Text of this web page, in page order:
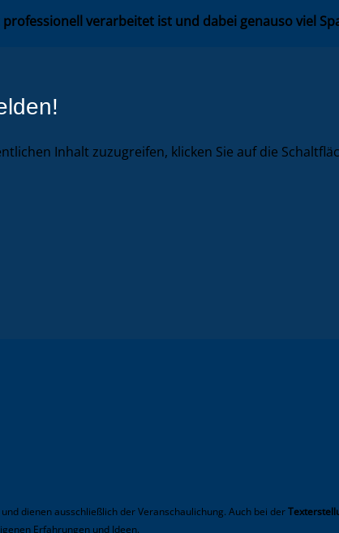
verarbeitet ist und dabei genauso viel
Inhalt zuzugreifen, klicken Sie auf die
dienen ausschließlich der Veranschaulichung. Auch bei der
Erfahrungen und Ideen.